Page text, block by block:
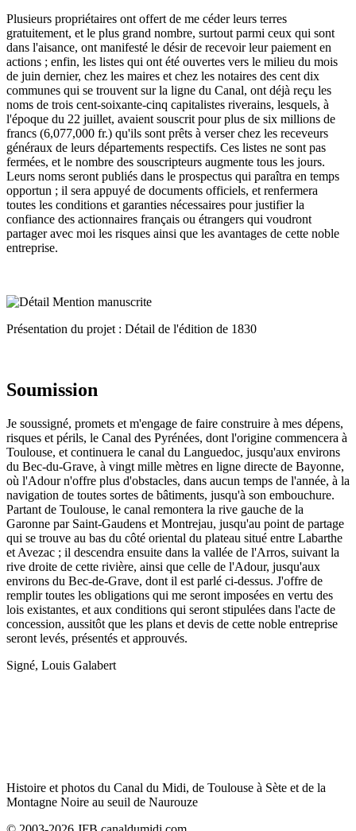
Plusieurs propriétaires ont offert de me céder leurs terres
gratuitement, et le plus grand nombre, surtout parmi ceux qui sont
dans l'aisance, ont manifesté le désir de recevoir leur paiement en
actions ; enfin, les listes qui ont été ouvertes vers le milieu du mois
de juin dernier, chez les maires et chez les notaires des cent dix
communes qui se trouvent sur la ligne du Canal, ont déjà reçu les
noms de trois cent-soixante-cinq capitalistes riverains, lesquels, à
l'époque du 22 juillet, avaient souscrit pour plus de six millions de
francs (6,077,000 fr.) qu'ils sont prêts à verser chez les receveurs
généraux de leurs départements respectifs. Ces listes ne sont pas
fermées, et le nombre des souscripteurs augmente tous les jours.
Leurs noms seront publiés dans le prospectus qui paraîtra en temps
opportun ; il sera appuyé de documents officiels, et renfermera
toutes les conditions et garanties nécessaires pour justifier la
confiance des actionnaires français ou étrangers qui voudront
partager avec moi les risques ainsi que les avantages de cette noble
entreprise.
Présentation du projet : Détail de l'édition de 1830
Soumission
Je soussigné, promets et m'engage de faire construire à mes dépens,
risques et périls, le Canal des Pyrénées, dont l'origine commencera à
Toulouse, et continuera le canal du Languedoc, jusqu'aux environs
du Bec-du-Grave, à vingt mille mètres en ligne directe de Bayonne,
où l'Adour n'offre plus d'obstacles, dans aucun temps de l'année, à la
navigation de toutes sortes de bâtiments, jusqu'à son embouchure.
Partant de Toulouse, le canal remontera la rive gauche de la
Garonne par Saint-Gaudens et Montrejau, jusqu'au point de partage
qui se trouve au bas du côté oriental du plateau situé entre Labarthe
et Avezac ; il descendra ensuite dans la vallée de l'Arros, suivant la
rive droite de cette rivière, ainsi que celle de l'Adour, jusqu'aux
environs du Bec-de-Grave, dont il est parlé ci-dessus. J'offre de
remplir toutes les obligations qui me seront imposées en vertu des
lois existantes, et aux conditions qui seront stipulées dans l'acte de
concession, aussitôt que les plans et devis de cette noble entreprise
seront levés, présentés et approuvés.
Signé, Louis Galabert
Histoire et photos du Canal du Midi, de Toulouse à Sète et de la
Montagne Noire au seuil de Naurouze